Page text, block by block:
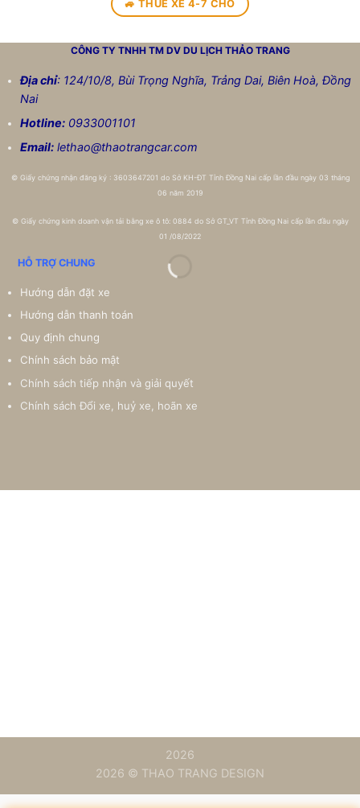
🚙 THUÊ XE 4-7 CHỖ
CÔNG TY TNHH TM DV DU LỊCH THẢO TRANG
Địa chỉ: 124/10/8, Bùi Trọng Nghĩa, Trảng Dai, Biên Hoà, Đồng
Nai
Hotline: 0933001101
Email: lethao@thaotrangcar.com
©Giấy chứng nhận đăng ký : 3603647201 do Sở KH-ĐT Tỉnh Đồng Nai cấp lần đầu ngày 03 tháng
06 năm 2019
©Giấy chứng kinh doanh vận tải bằng xe ô tô: 0884 do Sở GT_VT Tỉnh Đồng Nai cấp lần đầu ngày
01 /08/2022
HỖ TRỢ CHUNG
Hướng dẫn đặt xe
Hướng dẫn thanh toán
Quy định chung
Chính sách bảo mật
Chính sách tiếp nhận và giải quyết
Chính sách Đổi xe, huỷ xe, hoãn xe
2026
2026 © THAO TRANG DESIGN